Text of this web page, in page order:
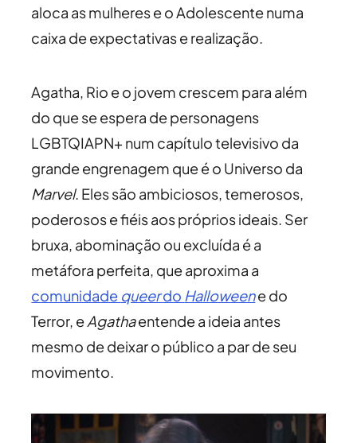
aloca as mulheres e o Adolescente numa
caixa de expectativas e realização.
Agatha, Rio e o jovem crescem para além
do que se espera de personagens
LGBTQIAPN+ num capítulo televisivo da
grande engrenagem que é o Universo da
Marvel. Eles são ambiciosos, temerosos,
poderosos e fiéis aos próprios ideais. Ser
bruxa, abominação ou excluída é a
metáfora perfeita, que aproxima a
comunidade queerdo Halloweene do
Terror, eAgathaentende a ideia antes
mesmo de deixar o público a par de seu
movimento.